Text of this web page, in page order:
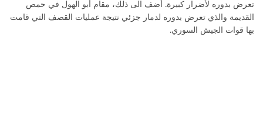
تعرض بدوره لأضرار كبيرة. أضف الى ذلك، مقام أبو الهول في حمص
القديمة والذي تعرض بدوره لدمار جزئي نتيجة عمليات القصف التي قامت
بها قوات الجيش السوري.